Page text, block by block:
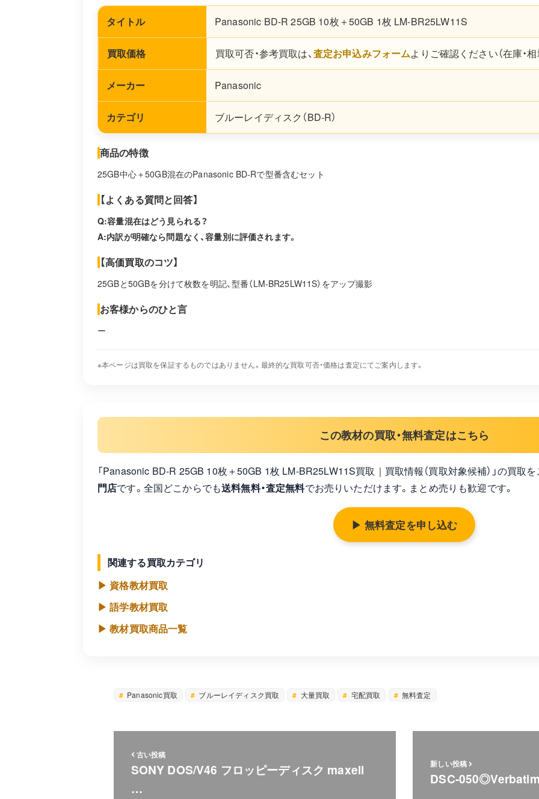
タイトル Panasonic BD-R 25GB 10枚＋50GB 1枚 LM-BR25LW11S
買取価格 買取可否・参考買取は、査定お申込みフォームよりご確認ください（在庫・相
メーカー Panasonic
カテゴリ ブルーレイディスク（BD-R）
商品の特徴
25GB中心＋50GB混在のPanasonic BD-Rで型番含むセット
【よくある質問と回答】
Q:容量混在はどう見られる？
A:内訳が明確なら問題なく、容量別に評価されます。
【高価買取のコツ】
25GBと50GBを分けて枚数を明記、型番（LM-BR25LW11S）をアップ撮影
お客様からのひと言
ー
※本ページは買取を保証するものではありません。最終的な買取可否・価格は査定にてご案内します。
この教材の買取・無料査定はこちら
「Panasonic BD-R 25GB 10枚＋50GB 1枚 LM-BR25LW11S買取｜買取情報（買取対象候補）」の買取
門店です。全国どこからでも送料無料・査定無料でお売りいただけます。まとめ売りも歓迎です。
▶ 無料査定を申し込む
関連する買取カテゴリ
▶ 資格教材買取
▶ 語学教材買取
▶ 教材買取商品一覧
Panasonic買取 ブルーレイディスク買取 大量買取 宅配買取 無料査定
古い投稿
SONY DOS/V46 フロッピーディスク maxell
…
新しい投稿
DSC-